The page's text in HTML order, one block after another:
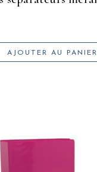
AJOUTER AU PANIER